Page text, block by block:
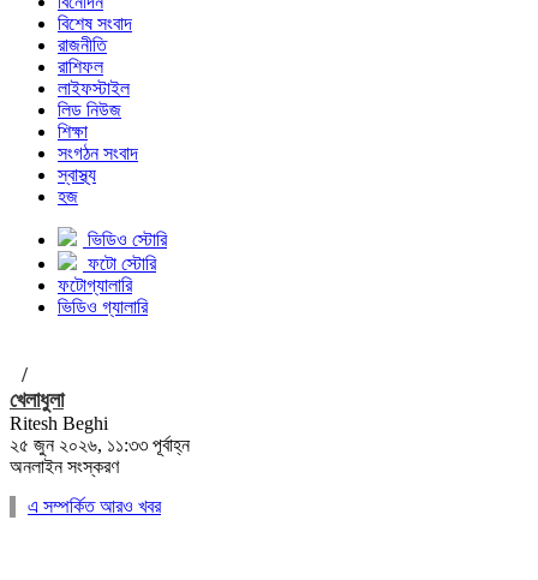
বিশেষ সংবাদ
রাজনীতি
রাশিফল
লাইফস্টাইল
লিড নিউজ
শিক্ষা
সংগঠন সংবাদ
স্বাস্থ্য
হজ
ভিডিও স্টোরি
ফটো স্টোরি
ফটোগ্যালারি
ভিডিও গ্যালারি
/
খেলাধুলা
Ritesh Beghi
২৫ জুন ২০২৬, ১১:৩৩ পূর্বাহ্ন
অনলাইন সংস্করণ
এ সম্পর্কিত আরও খবর